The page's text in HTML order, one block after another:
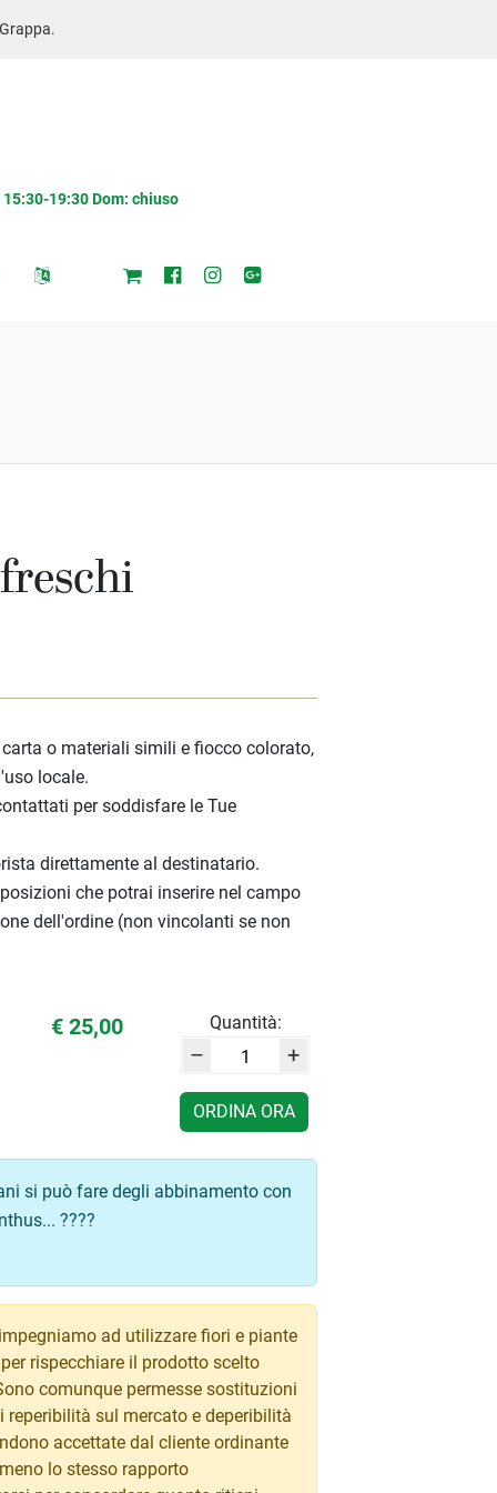
19:30 Dom: chiuso
o materiali simili e fiocco colorato,
locale.
per soddisfare le Tue
direttamente al destinatario.
che potrai inserire nel campo
dell'ordine (non vincolanti se non
€ 25,00 Quantità:
– +
ORDINA ORA
si può fare degli abbinamento con
????
ad utilizzare fiori e piante
rispecchiare il prodotto scelto
comunque permesse sostituzioni
sul mercato e deperibilità
accettate dal cliente ordinante
lo stesso rapporto